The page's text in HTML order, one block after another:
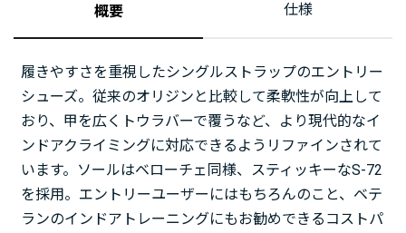
概要 仕様
履きやすさを重視したシングルストラップのエントリー
シューズ。従来のオリジンと比較して柔軟性が向上して
おり、甲を広くトウラバーで覆うなど、より現代的なイ
ンドアクライミングに対応できるようリファインされて
います。ソールはベローチェ同様、スティッキーなS-72
を採用。エントリーユーザーにはもちろんのこと、ベテ
ランのインドアトレーニングにもお勧めできるコストパ